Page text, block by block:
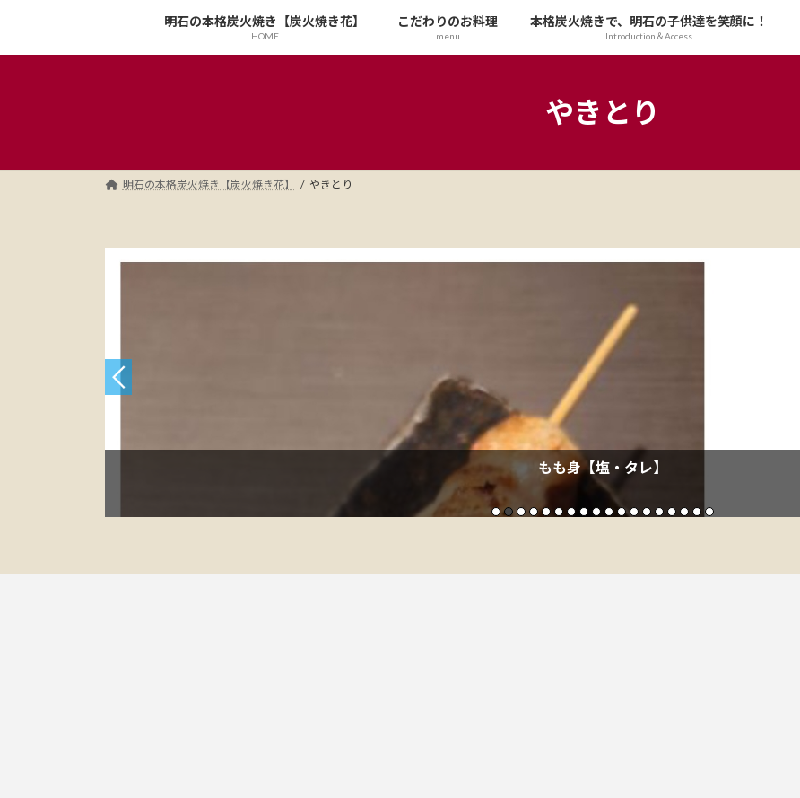
テ
ゲ
明石の本格炭火焼き【炭火焼き花】
HOME
こだわりのお料理
menu
本格炭火焼きで、明石の子供達を笑顔に！
Introduction＆Access
やきとり
明石の本格炭火焼き【炭火焼き花】 やきとり
辛味噌もも串